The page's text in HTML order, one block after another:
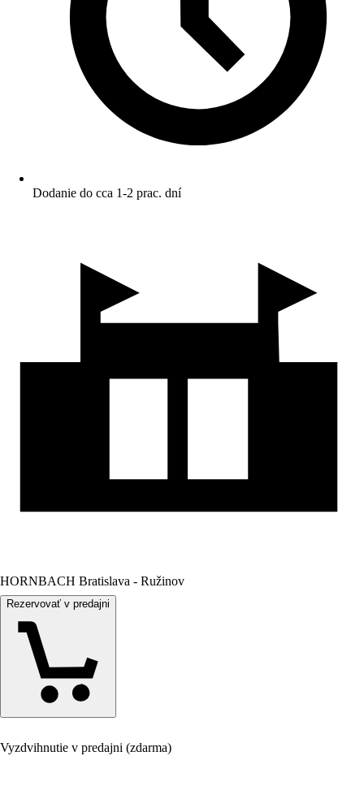
Dodanie do cca 1-2 prac. dní
HORNBACH Bratislava - Ružinov
Rezervovať v predajni
Vyzdvihnutie v predajni (zdarma)